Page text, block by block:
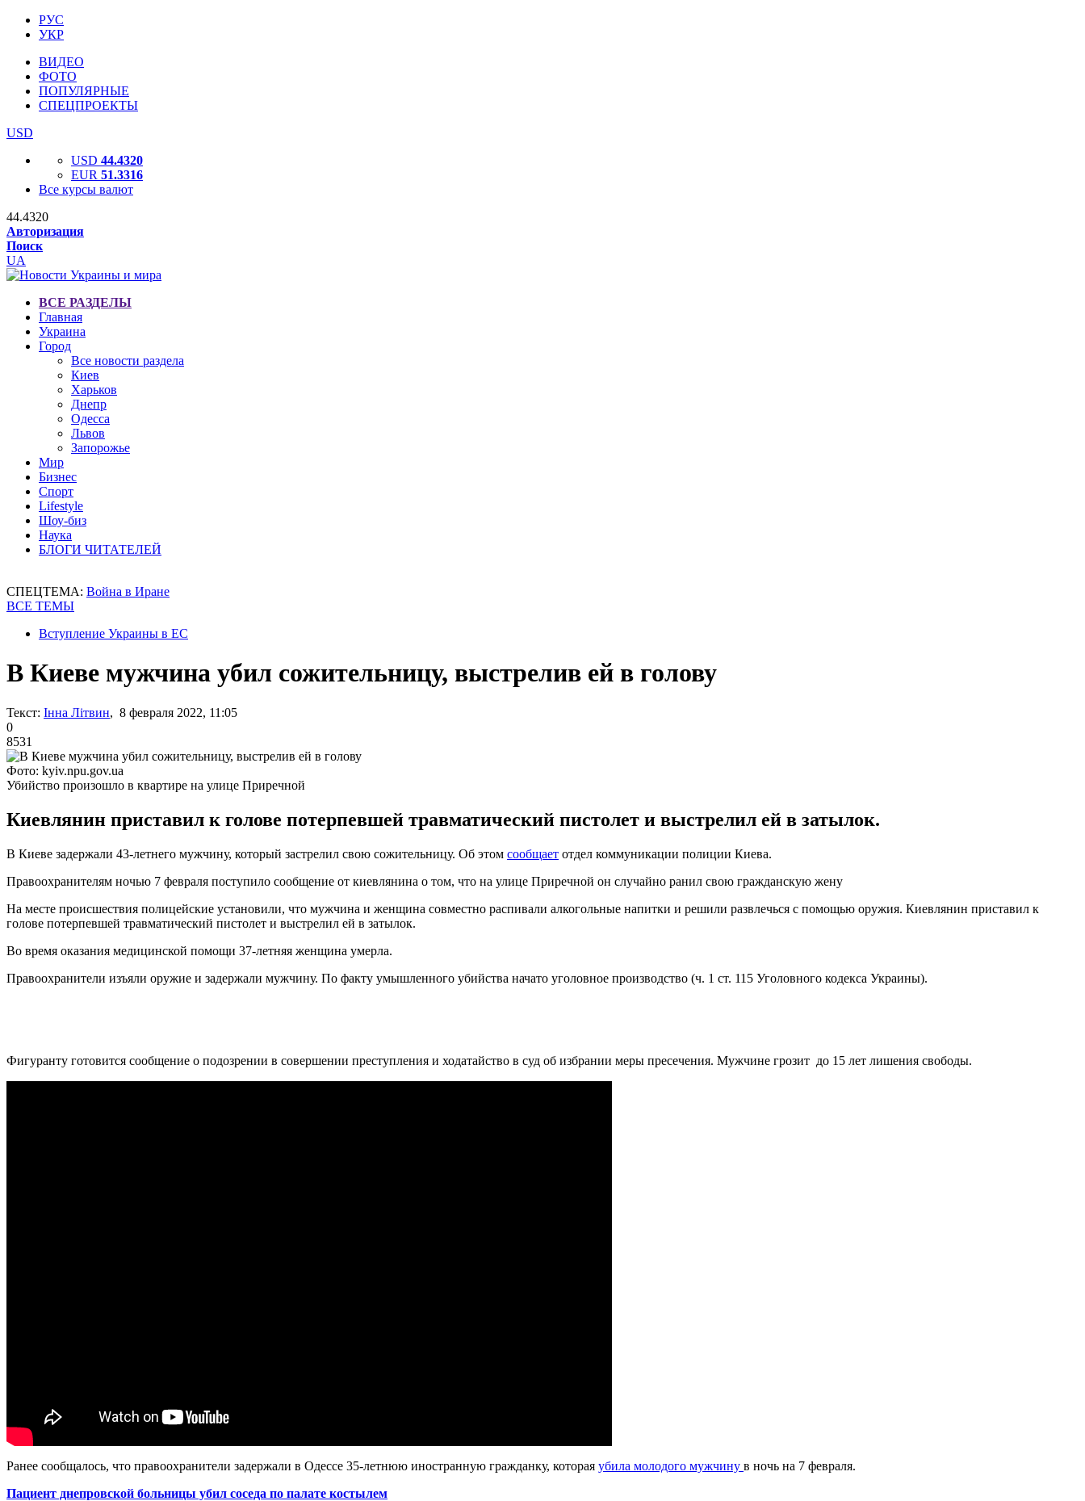
РУС
УКР
ВИДЕО
ФОТО
ПОПУЛЯРНЫЕ
СПЕЦПРОЕКТЫ
USD
USD 44.4320
EUR 51.3316
Все курсы валют
44.4320
Авторизация
Поиск
UA
ВСЕ РАЗДЕЛЫ
Главная
Украина
Город
Все новости раздела
Киев
Харьков
Днепр
Одесса
Львов
Запорожье
Мир
Бизнес
Спорт
Lifestyle
Шоу-биз
Наука
БЛОГИ ЧИТАТЕЛЕЙ
СПЕЦТЕМА: Война в Иране
ВСЕ ТЕМЫ
Вступление Украины в ЕС
В Киеве мужчина убил сожительницу, выстрелив ей в голову
Текст: Інна Літвин, 8 февраля 2022, 11:05
0
8531
Фото: kyiv.npu.gov.ua
Убийство произошло в квартире на улице Приречной
Киевлянин приставил к голове потерпевшей травматический пистолет и выстрелил ей в затылок.
В Киеве задержали 43-летнего мужчину, который застрелил свою сожительницу. Об этом сообщает отдел коммуникации полиции Киева.
Правоохранителям ночью 7 февраля поступило сообщение от киевлянина о том, что на улице Приречной он случайно ранил свою гражданскую жену
На месте происшествия полицейские установили, что мужчина и женщина совместно распивали алкогольные напитки и решили развлечься с помощью оружия. Киевлянин приставил к
голове потерпевшей травматический пистолет и выстрелил ей в затылок.
Во время оказания медицинской помощи 37-летняя женщина умерла.
Правоохранители изъяли оружие и задержали мужчину. По факту умышленного убийства начато уголовное производство (ч. 1 ст. 115 Уголовного кодекса Украины).
Фигуранту готовится сообщение о подозрении в совершении преступления и ходатайство в суд об избрании меры пресечения. Мужчине грозит до 15 лет лишения свободы.
Ранее сообщалось, что правоохранители задержали в Одессе 35-летнюю иностранную гражданку, которая убила молодого мужчину в ночь на 7 февраля.
Пациент днепровской больницы убил соседа по палате костылем